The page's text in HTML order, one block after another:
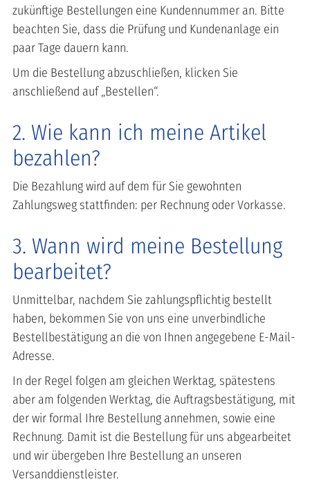
zukünftige Bestellungen eine Kundennummer an. Bitte
beachten Sie, dass die Prüfung und Kundenanlage ein
paar Tage dauern kann.
Um die Bestellung abzuschließen, klicken Sie
anschließend auf „Bestellen“.
2. Wie kann ich meine Artikel
bezahlen?
Die Bezahlung wird auf dem für Sie gewohnten
Zahlungsweg stattfinden: per Rechnung oder Vorkasse.
3. Wann wird meine Bestellung
bearbeitet?
Unmittelbar, nachdem Sie zahlungspflichtig bestellt
haben, bekommen Sie von uns eine unverbindliche
Bestellbestätigung an die von Ihnen angegebene E-Mail-
Adresse.
In der Regel folgen am gleichen Werktag, spätestens
aber am folgenden Werktag, die Auftragsbestätigung, mit
der wir formal Ihre Bestellung annehmen, sowie eine
Rechnung. Damit ist die Bestellung für uns abgearbeitet
und wir übergeben Ihre Bestellung an unseren
Versanddienstleister.